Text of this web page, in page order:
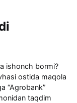
ishonch bormi?
ostida maqola
“Agrobank”
taqdim